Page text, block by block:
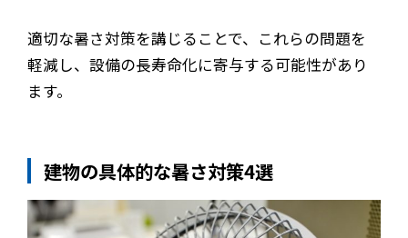
適切な暑さ対策を講じることで、これらの問題を
軽減し、設備の長寿命化に寄与する可能性があり
ます。
建物の具体的な暑さ対策4選